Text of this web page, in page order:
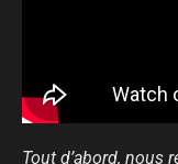
Tout d’abord, nous